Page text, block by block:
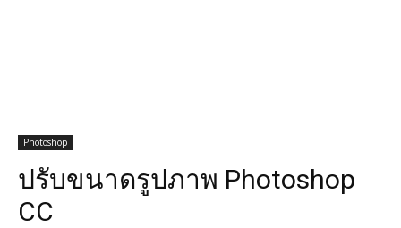
Photoshop
ปรับขนาดรูปภาพ Photoshop
CC